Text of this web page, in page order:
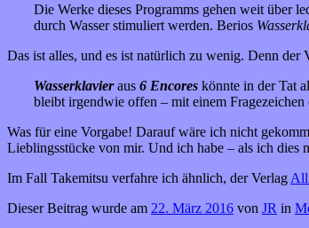
Die Werke dieses Programms gehen weit über
durch Wasser stimuliert werden. Berios
Das ist alles, und es ist natürlich zu wenig. Denn der
Wasserklavieraus 6 Encores könnte in der Tat
bleibt irgendwie offen – mit einem
Was für eine Vorgabe! Darauf wäre ich nicht
Lieblingsstücke von mir. Und ich habe – als ich
Im Fall Takemitsu verfahre ich ähnlich, der Verlag
Dieser Beitrag wurde am 22. März 2016 von JR in